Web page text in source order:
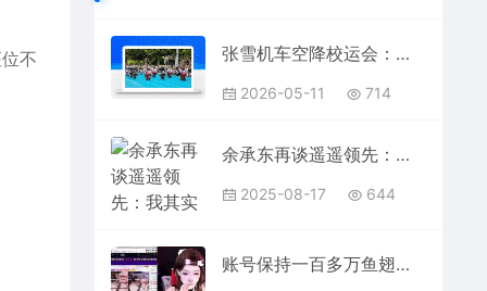
不
张雪机车空降校运会：是高调炫富，还是草根逆袭的励志教科书？
2026-05-11 714
余承东再谈遥遥领先：我其实讲的非常少 只有真正做到了才去说
2025-08-17 644
账号保持一百多万鱼翅！在国外都坐直升机去打野！斗鱼第一神豪实力惊呆女主播：到底怎么赚的！